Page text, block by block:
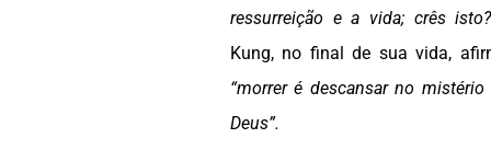
ressurreição e a vida; crês
Kung, no final de sua vida,
“morrer é descansar no
Deus”.